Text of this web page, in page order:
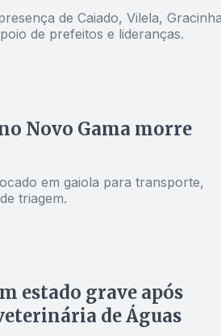
de Caiado, Vilela,
de prefeitos e lideranças.
Novo Gama morre
em gaiola para transporte,
triagem.
estado grave após
de Águas